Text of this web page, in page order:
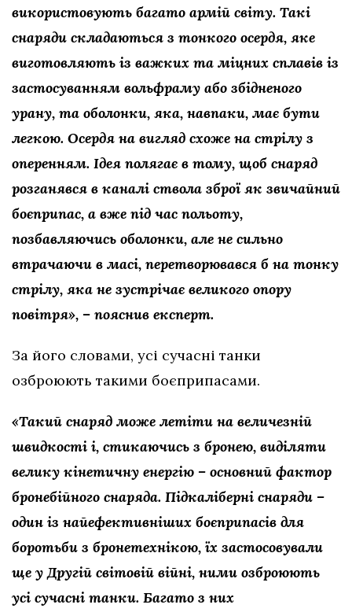
використовують багато армій світу. Такі
снаряди складаються з тонкого осердя, яке
виготовляють із важких та міцних сплавів із
застосуванням вольфраму або збідненого
урану, та оболонки, яка, навпаки, має бути
легкою. Осердя на вигляд схоже на стрілу з
оперенням. Ідея полягає в тому, щоб снаряд
розганявся в каналі ствола зброї як звичайний
боєприпас, а вже під час польоту,
позбавляючись оболонки, але не сильно
втрачаючи в масі, перетворювався б на тонку
стрілу, яка не зустрічає великого опору
повітря», – пояснив експерт.
За його словами, усі сучасні танки
озброюють такими боєприпасами.
«Такий снаряд може летіти на величезній
швидкості і, стикаючись з бронею, виділяти
велику кінетичну енергію – основний фактор
бронебійного снаряда. Підкаліберні снаряди –
один із найефективніших боєприпасів для
боротьби з бронетехнікою, їх застосовували
ще у Другій світовій війні, ними озброюють
усі сучасні танки. Багато з них